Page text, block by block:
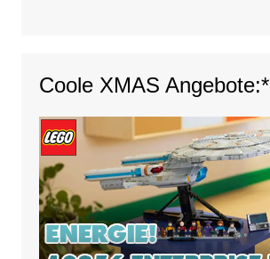
Coole XMAS Angebote:*